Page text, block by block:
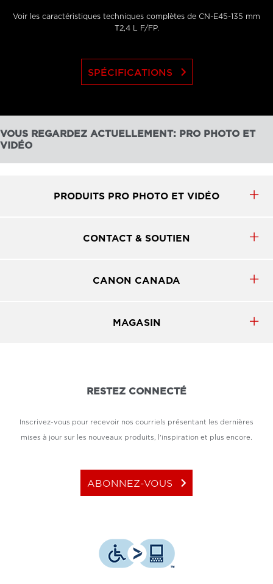
Voir les caractéristiques techniques complètes de CN-E45-135 mm
T2,4 L F/FP.
SPÉCIFICATIONS keyboard_arrow_right
VOUS REGARDEZ ACTUELLEMENT: PRO PHOTO ET
VIDÉO
PRODUITS PRO PHOTO ET VIDÉO
CONTACT & SOUTIEN
CANON CANADA
MAGASIN
RESTEZ CONNECTÉ
Inscrivez-vous pour recevoir nos courriels présentant les dernières
mises à jour sur les nouveaux produits, l'inspiration et plus encore.
ABONNEZ-VOUS keyboard_arrow_right